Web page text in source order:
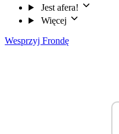
Jest afera!
Więcej
Wesprzyj Frondę